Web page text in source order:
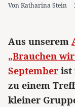
Von Katharina Stein
Aus unserem
„Brauchen
September ist
zu einem
kleiner